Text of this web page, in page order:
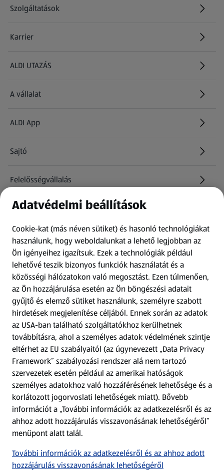
Szolgáltatások
Karrier
(új oldalon nyílik meg)
ALDI UTAZÁS
(új oldalon nyílik meg)
A vállalat
ALDI App
Sajtó
Felelősségvállalás
Információk
Kérdőív
Fizetési lehetőségek
ALDI utalványok
Árcsökkentés
Adattörlő alkalmazás
Szervizpont
(új oldalon nyílik meg)
Fedezz fel minket az interneten!
Töltsd le az ALDI Magyarország applikációt!
Adatvédelmi beállítások
Cookie-kat (más néven sütiket) és hasonló technológiákat
használunk, hogy weboldalunkat a lehető legjobban az
Ön igényeihez igazítsuk. Ezek a technológiák például
lehetővé teszik bizonyos funkciók használatát és a
közösségi hálózatokon való megosztást. Ezen túlmenően,
az Ön hozzájárulása esetén az Ön böngészési adatait
gyűjtő és elemző sütiket használunk, személyre szabott
hirdetések megjelenítése céljából. Ennek során az adatok
az USA-ban található szolgáltatókhoz kerülhetnek
továbbításra, ahol a személyes adatok védelmének szintje
eltérhet az EU szabályaitól (az úgynevezett „Data Privacy
Framework” szabályozási rendszer alá nem tartozó
szervezetek esetén például az amerikai hatóságok
személyes adatokhoz való hozzáférésének lehetősége és a
korlátozott jogorvoslati lehetőségek miatt). Bővebb
információt a „További információk az adatkezelésről és az
ahhoz adott hozzájárulás visszavonásának lehetőségéről”
menüpont alatt talál.
További információk az adatkezelésről és az ahhoz adott
hozzájárulás visszavonásának lehetőségéről